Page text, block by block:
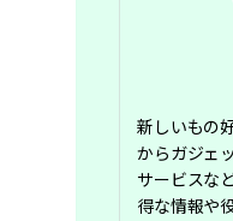
新しいもの
からガジェ
サービスな
得な情報や